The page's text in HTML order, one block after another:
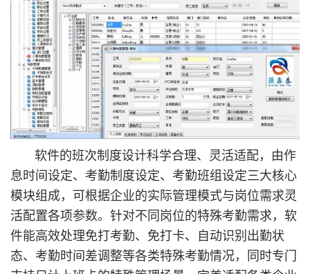
软件的班次制度设计科学合理、灵活适配，由作
息时间设定、考勤制度设定、考勤班组设定三大核心
模块组成，可根据企业的实际管理模式与岗位需求灵
活配置各项参数。针对不同岗位的特殊考勤需求，软
件能高效处理免打考勤、免打卡、自动识别出勤状
态、考勤时间差调整等各类特殊考勤情况，同时专门